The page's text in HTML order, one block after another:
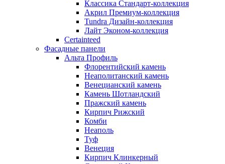
Классика Стандарт-коллекция
Акрил Премиум-коллекция
Tundra Дизайн-коллекция
Лайт Эконом-коллекция
Certainteed
Фасадные панели
Альта Профиль
Флорентийский камень
Неаполитанский камень
Венецианский камень
Камень Шотландский
Пражский камень
Кирпич Рижский
Комби
Неаполь
Туф
Венеция
Кирпич Клинкерный